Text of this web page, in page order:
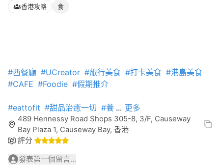
香港攻略 食
#西餐廳 #UCreator #旅行美食 #打卡美食 #港島美食
#CAFE #Foodie #假期推介
#eattofit #甜品治癒一切 #養 ... 更多
489 Hennessy Road Shops 305-8, 3/F, Causeway
Bay Plaza 1, Causeway Bay, 香港
評分
發表第一個留言...